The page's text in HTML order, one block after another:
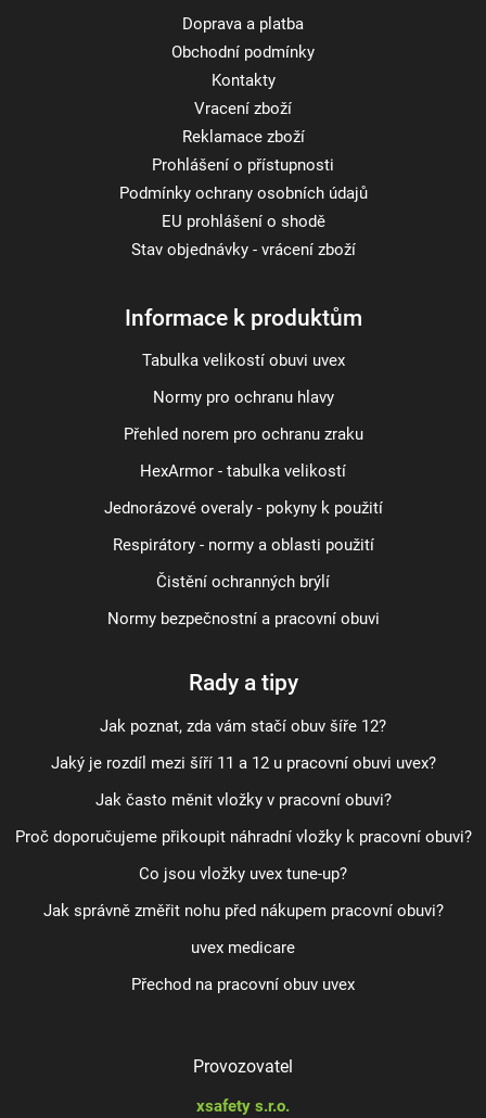
Doprava a platba
Obchodní podmínky
Kontakty
Vracení zboží
Reklamace zboží
Prohlášení o přístupnosti
Podmínky ochrany osobních údajů
EU prohlášení o shodě
Stav objednávky - vrácení zboží
Informace k produktům
Tabulka velikostí obuvi uvex
Normy pro ochranu hlavy
Přehled norem pro ochranu zraku
HexArmor - tabulka velikostí
Jednorázové overaly - pokyny k použití
Respirátory - normy a oblasti použití
Čistění ochranných brýlí
Normy bezpečnostní a pracovní obuvi
Rady a tipy
Jak poznat, zda vám stačí obuv šíře 12?
Jaký je rozdíl mezi šíří 11 a 12 u pracovní obuvi uvex?
Jak často měnit vložky v pracovní obuvi?
Proč doporučujeme přikoupit náhradní vložky k pracovní obuvi?
Co jsou vložky uvex tune-up?
Jak správně změřit nohu před nákupem pracovní obuvi?
uvex medicare
Přechod na pracovní obuv uvex
Provozovatel
xsafety s.r.o.